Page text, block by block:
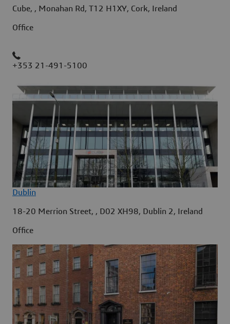
Cube, , Monahan Rd, T12 H1XY, Cork, Ireland
Office
+353 21-491-5100
Dublin
18-20 Merrion Street, , D02 XH98, Dublin 2, Ireland
Office